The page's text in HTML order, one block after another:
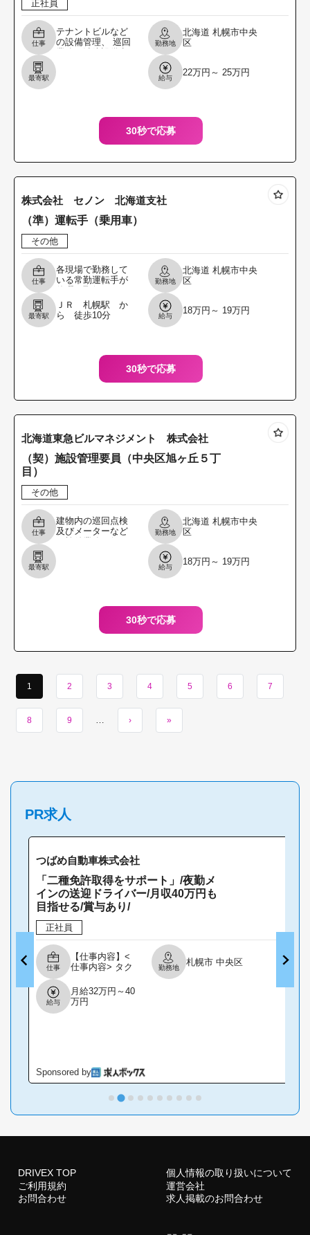
正社員
仕事
テナントビルなど
の設備管理、 巡回
勤務地
北海道 札幌市中央
区
最寄駅 給与
22万円～ 25万円
30秒で応募
株式会社 セノン 北海道支社
（準）運転手（乗用車）
その他
仕事
各現場で勤務して
いる常勤運転手が
際、 代替運転手と
して業務に従事し
ていただきます。
勤務地
北海道 札幌市中央
区
最寄駅
ＪＲ 札幌駅 か
ら 徒歩10分
給与
18万円～ 19万円
30秒で応募
北海道東急ビルマネジメント 株式会社
（契）施設管理要員（中央区旭ヶ丘５丁
目）
その他
仕事
建物内の巡回点検
及びメーターなど
勤務地
北海道 札幌市中央
区
最寄駅 給与
18万円～ 19万円
30秒で応募
1 2 3 4 5 6 7
8 9 … › »
PR求人
つばめ自動車株式会社
「二種免許取得をサポート」/夜勤メ
インの送迎ドライバー/月収40万円も
目指せる/賞与あり/
正社員
仕事
【仕事内容】<
仕事内容> タク
初心者でも安心
<Q1>土地勘が
ないから心
研修を実施する
場合もあります
が多そうで不
連絡システムも
勤務地
札幌市 中央区
給与
月給32万円～40
万円
Sponsored by
DRIVEX TOP
個人情報の取り扱いについて
ご利用規約
運営会社
お問合わせ
求人掲載のお問合わせ